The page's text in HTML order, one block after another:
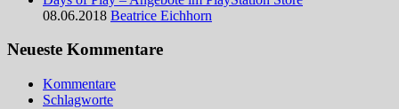
08.06.2018 Beatrice Eichhorn
Neueste Kommentare
Kommentare
Schlagworte